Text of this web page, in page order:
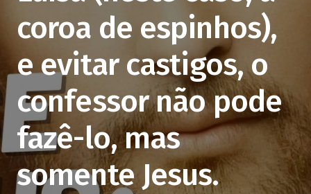
coroa de espinhos),
e evitar castigos, o
confessor não pode
fazê-lo, mas
somente Jesus.